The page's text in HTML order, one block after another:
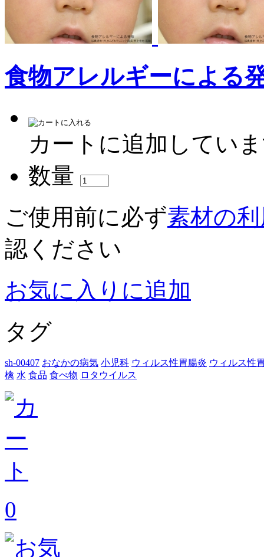
食物アレルギーによる
カートに追加してい
数量
ご使用前に必ず素材の
認ください
お気に入りに追加
タグ
sh-00407 おなかの病気 小児科 ウィルス性胃腸炎 ウィルス性
檎 水 食品 食べ物 ロタウイルス
0